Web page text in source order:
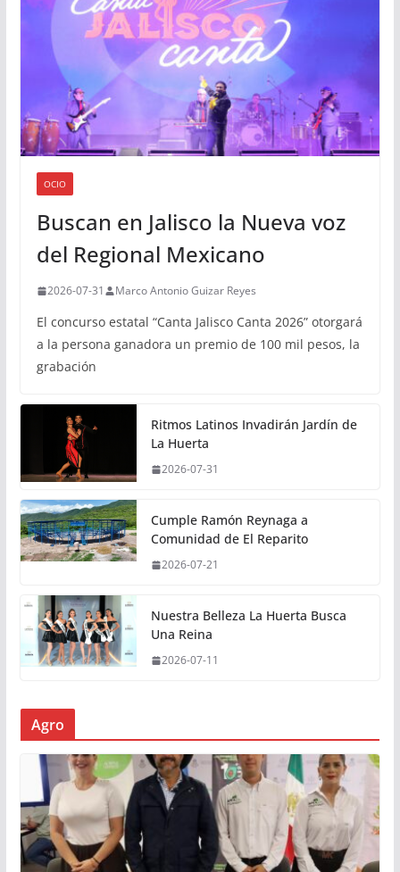
OCIO
Buscan en Jalisco la Nueva voz
del Regional Mexicano
2026-07-31 Marco Antonio Guizar Reyes
El concurso estatal “Canta Jalisco Canta 2026” otorgará
a la persona ganadora un premio de 100 mil pesos, la
grabación
Ritmos Latinos Invadirán Jardín de
La Huerta
2026-07-31
Cumple Ramón Reynaga a
Comunidad de El Reparito
2026-07-21
Nuestra Belleza La Huerta Busca
Una Reina
2026-07-11
Agro